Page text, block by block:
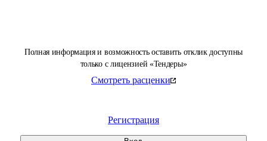
Полная информация и возможность оставить отклик доступны
только с лицензией «Тендеры»
Смотреть расценки
Регистрация